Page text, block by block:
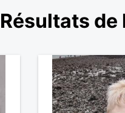
Résultats de